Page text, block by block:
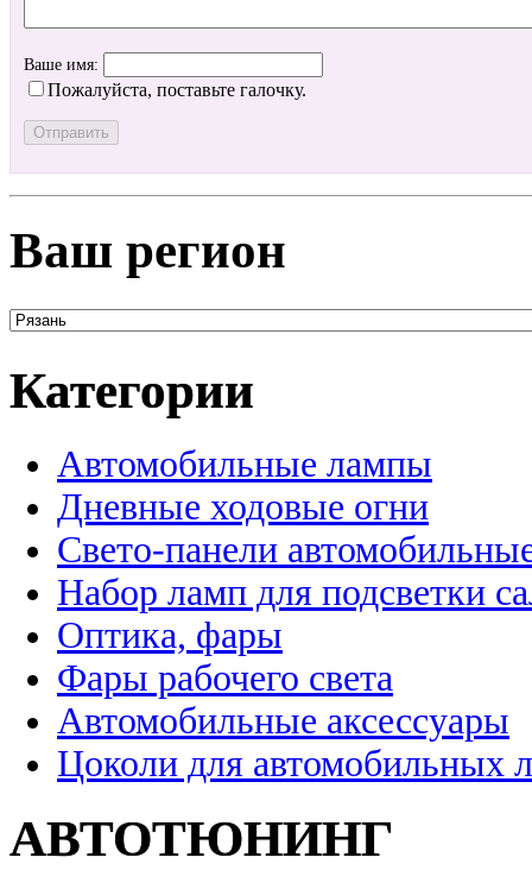
Ваше имя:
Пожалуйста, поставьте галочку.
Ваш регион
Категории
Автомобильные лампы
Дневные ходовые огни
Свето-панели
Набор ламп для подсветки
Оптика, фары
Фары рабочего света
Автомобильные аксессуары
Цоколи для автомобильных
АВТОТЮНИНГ